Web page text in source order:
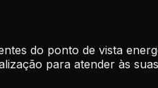
do ponto de vista
para atender às